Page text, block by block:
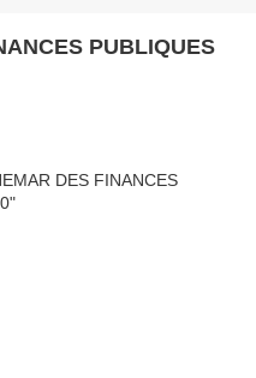
PUBLIQUES